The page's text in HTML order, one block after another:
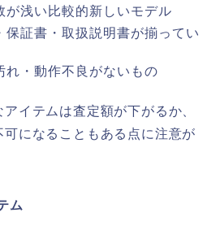
が浅い比較的新しいモデル
保証書・取扱説明書が揃ってい
れ・動作不良がないもの
イテムは査定額が下がるか、
になることもある点に注意が
ム